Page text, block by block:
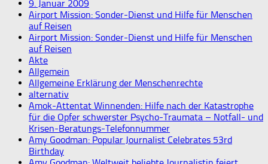
9. Januar 2009
Airport Mission: Sonder-Dienst und Hilfe für Menschen
auf Reisen
Airport Mission: Sonder-Dienst und Hilfe für Menschen
auf Reisen
Akte
Allgemein
Allgemeine Erklärung der Menschenrechte
alternativ
Amok-Attentat Winnenden: Hilfe nach der Katastrophe
für die Opfer schwerster Psycho-Traumata – Notfall- und
Krisen-Beratungs-Telefonnummer
Amy Goodman: Popular Journalist Celebrates 53rd
Birthday